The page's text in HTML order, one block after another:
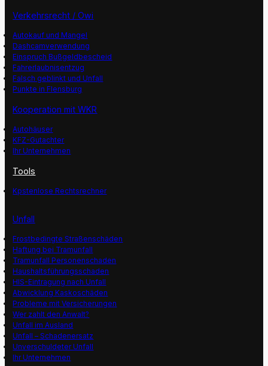
Verkehrsrecht / Owi
Autokauf und Mangel
Dashcamverwendung
Einspruch Bußgeldbescheid
Fahrerlaubnisentzug
Falsch geblinkt und Unfall
Punkte in Flensburg
Kooperation mit WKR
Autohäuser
KFZ-Gutachter
Ihr Unternehmen
Tools
Kpstenlose Rechtsrechner
Unfall
Frostbedingte Straßenschäden
Haftung bei Tramunfall
Tramunfall Personenschaden
Haushaltsführungsschaden
HIS-Eintragung nach Unfall
Abwicklung Kaskoschäden
Probleme mit Versicherungen
Wer zahlt den Anwalt?
Unfall im Ausland
Unfall – Schadenersatz
Unverschuldeter Unfall
Ihr Unternehmen